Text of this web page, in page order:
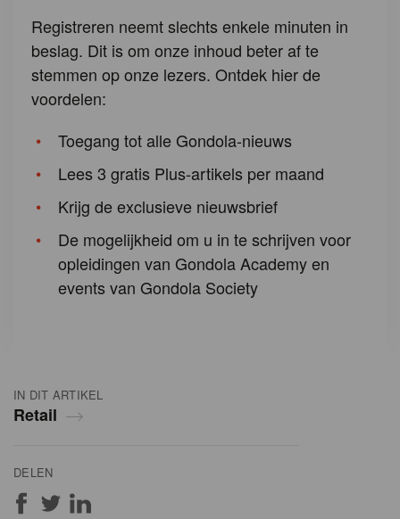
IN DIT ARTIKEL
Retail
DELEN
Registreren neemt slechts enkele minuten in
beslag. Dit is om onze inhoud beter af te
stemmen op onze lezers. Ontdek hier de
voordelen:
Toegang tot alle Gondola-nieuws
Lees 3 gratis Plus-artikels per maand
Krijg de exclusieve nieuwsbrief
De mogelijkheid om u in te schrijven voor
opleidingen van Gondola Academy en
events van Gondola Society